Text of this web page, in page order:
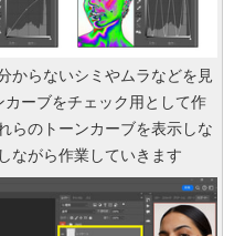
からないシミやムラなどを見
ーブをチェック用として作
らのトーンカーブを表示しな
ながら作業していきます